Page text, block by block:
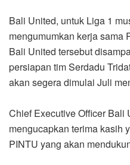
Bali United, untuk Liga 1
mengumumkan kerja sama
Bali United tersebut
persiapan tim Serdadu
akan segera dimulai Juli
Chief Executive Officer Bali
mengucapkan terima kasih
PINTU yang akan